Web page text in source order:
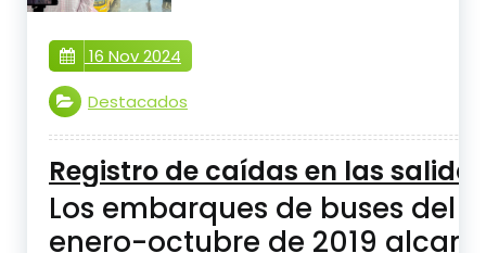
16 Nov 2024
Destacados
Registro de caídas en las
Los embarques de buses del
enero-octubre de 2019